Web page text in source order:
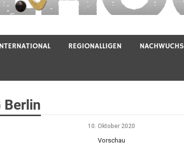
REGIONALLIGEN NACHWUCHS
Berlin
10. Oktober 2020
Vorschau